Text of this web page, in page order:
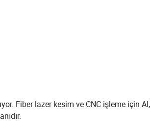
Fiber lazer kesim ve CNC işleme için